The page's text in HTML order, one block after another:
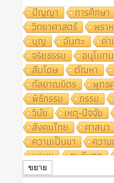
ปัญญา
การศึกษา
วิทยาศาสตร์
พรา
บุญ
ฉันทะ ค่
จริยธรรม
อนุโมท
สันโดษ
ตัณหา
กัลยาณมิตร
พุทธ
พิธีกรรม
กรรม
วินัย
เหตุ-ปัจจัย
สังคมไทย
ศาสนา
ความเป็นมา
ควา
พรหม
ตะวันตก
ปฏิจจสมุปบาท
ขยาย